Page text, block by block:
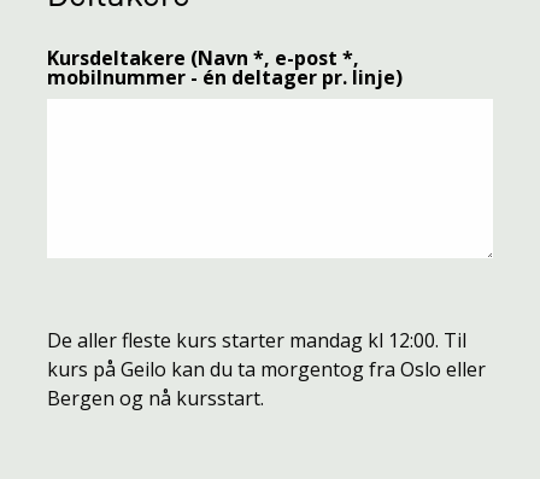
Kursdeltakere (Navn *, e-post *,
mobilnummer - én deltager pr. linje)
De aller fleste kurs starter mandag kl 12:00. Til
kurs på Geilo kan du ta morgentog fra Oslo eller
Bergen og nå kursstart.